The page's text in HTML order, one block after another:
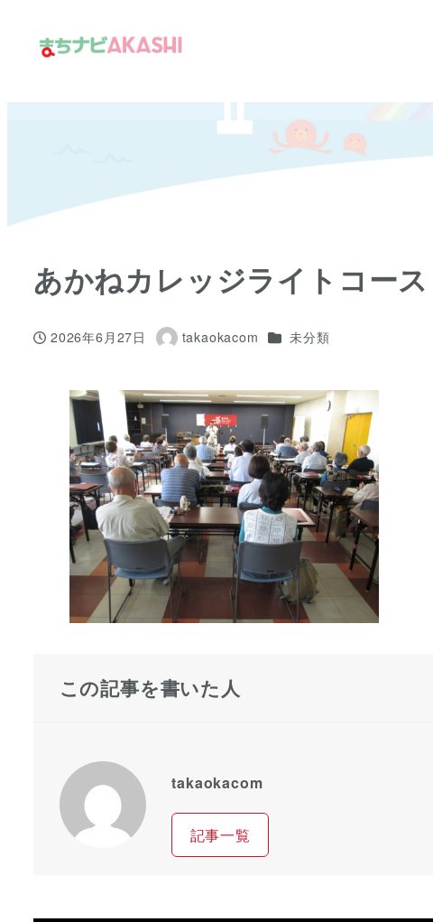
へ
あかねカレッジライトコー
投稿日
2026年6月27日
著
takaokacom カテゴリー
未分類
この記事を書いた人
takaokacom
記事一覧